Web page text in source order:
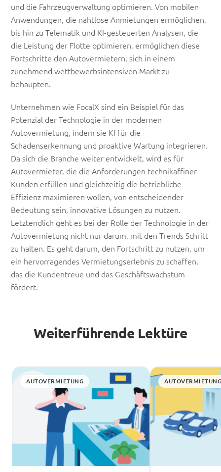
und die Fahrzeugverwaltung optimieren. Von mobilen
Anwendungen, die nahtlose Anmietungen ermöglichen,
bis hin zu Telematik und KI-gesteuerten Analysen, die
die Leistung der Flotte optimieren, ermöglichen diese
Fortschritte den Autovermietern, sich in einem
zunehmend wettbewerbsintensiven Markt zu
behaupten.
Unternehmen wie FocalX sind ein Beispiel für das
Potenzial der Technologie in der modernen
Autovermietung, indem sie KI für die
Schadenserkennung und proaktive Wartung integrieren.
Da sich die Branche weiter entwickelt, wird es für
Autovermieter, die die Anforderungen technikaffiner
Kunden erfüllen und gleichzeitig die betriebliche
Effizienz maximieren wollen, von entscheidender
Bedeutung sein, innovative Lösungen zu nutzen.
Letztendlich geht es bei der Rolle der Technologie in der
Autovermietung nicht nur darum, mit den Trends Schritt
zu halten. Es geht darum, den Fortschritt zu nutzen, um
ein hervorragendes Vermietungserlebnis zu schaffen,
das die Kundentreue und das Geschäftswachstum
fördert.
Weiterführende Lektüre
AUTOVERMIETUNG AUTOVERMIETUNG